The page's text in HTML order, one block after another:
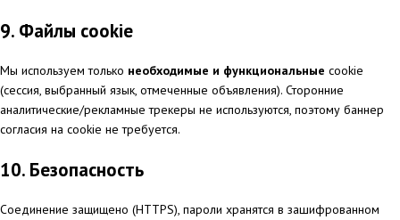
9. Файлы cookie
Мы используем только необходимые и функциональные cookie
(сессия, выбранный язык, отмеченные объявления). Сторонние
аналитические/рекламные трекеры не используются, поэтому баннер
согласия на cookie не требуется.
10. Безопасность
Соединение защищено (HTTPS), пароли хранятся в зашифрованном